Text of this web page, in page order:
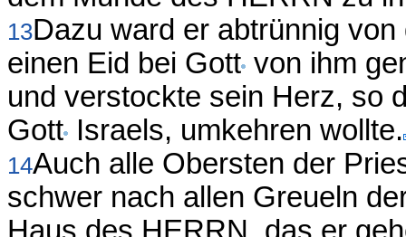
13Dazu ward er abtrünnig
einen Eid bei Gott von ihm
und verstockte sein Herz, so
Gott Israels, umkehren wollte.
14Auch alle Obersten der
schwer nach allen Greueln